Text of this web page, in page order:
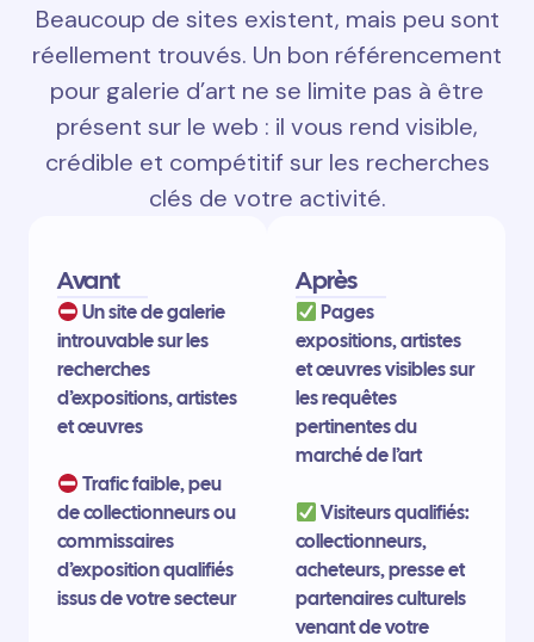
Beaucoup de sites existent, mais peu sont
réellement trouvés. Un bon référencement
pour galerie d’art ne se limite pas à être
présent sur le web : il vous rend visible,
crédible et compétitif sur les recherches
clés de votre activité.
Avant
Un site de galerie
introuvable sur les
recherches
d’expositions, artistes
et œuvres
Trafic faible, peu
de collectionneurs ou
commissaires
d’exposition qualifiés
issus de votre secteur
Après
Pages
expositions, artistes
et œuvres visibles sur
les requêtes
pertinentes du
marché de l’art
Visiteurs qualifiés:
collectionneurs,
acheteurs, presse et
partenaires culturels
venant de votre